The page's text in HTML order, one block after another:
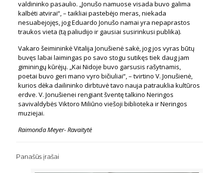
valdininko pasaulio. „Jonušo namuose visada buvo galima
kalbėti atvirai“, – taikliai pastebėjo meras, niekada
nesuabejojęs, jog Eduardo Jonušo namai yra nepaprastos
traukos vieta (tą paliudijo ir gausiai susirinkusi publika).
Vakaro šeimininkė Vitalija Jonušienė sakė, jog jos vyras būtų
buvęs labai laimingas po savo stogu sutikęs tiek daug jam
giminingų kūrėjų. „Kai Nidoje buvo garsusis rašytnamis,
poetai buvo geri mano vyro bičiuliai“, – tvirtino V. Jonušienė,
kurios dėka dailininko dirbtuvė tavo nauja patrauklia kultūros
erdve. V. Jonušienei rengiant šventę talkino Neringos
savivaldybės Viktoro Miliūno viešoji biblioteka ir Neringos
muziejai.
Raimonda Meyer- Ravaitytė
Panašūs įrašai